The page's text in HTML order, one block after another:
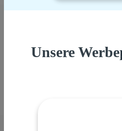
Unsere